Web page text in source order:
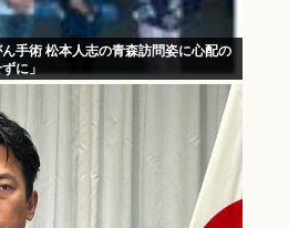
手術 松本人志の青森訪問姿に心配の
に」